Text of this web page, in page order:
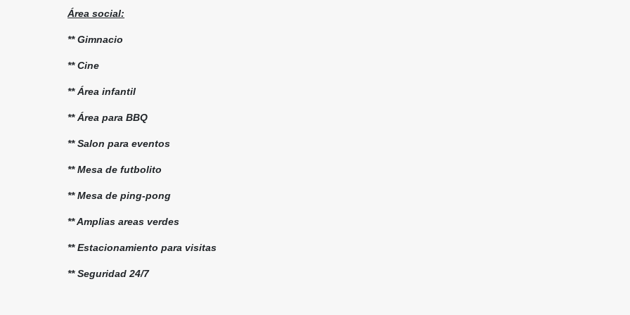
Área social:
** Gimnacio
** Cine
** Área infantil
** Área para BBQ
** Salon para eventos
** Mesa de futbolito
** Mesa de ping-pong
** Amplias areas verdes
** Estacionamiento para visitas
** Seguridad 24/7